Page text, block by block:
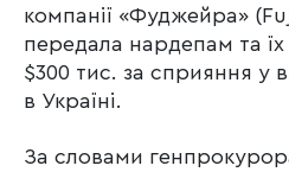
компанії «Фуджейра» (
передала нардепам та
$300 тис. за сприяння у
в Україні.
За словами